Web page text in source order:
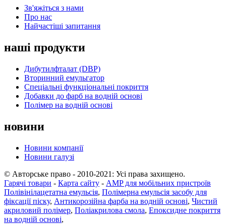
Зв'яжіться з нами
Про нас
Найчастіші запитання
наші продукти
Дибутилфталат (DBP)
Вторинний емульгатор
Спеціальні функціональні покриття
Добавки до фарб на водній основі
Полімер на водній основі
новини
Новини компанії
Новини галузі
© Авторське право - 2010-2021: Усі права захищено.
Гарячі товари - Карта сайту - AMP для мобільних пристроїв
Полівінілацетатна емульсія, Полімерна емульсія засобу для
фіксації піску, Антикорозійна фарба на водній основі, Чистий
акриловий полімер, Поліакрилова смола, Епоксидне покриття
на водній основі,